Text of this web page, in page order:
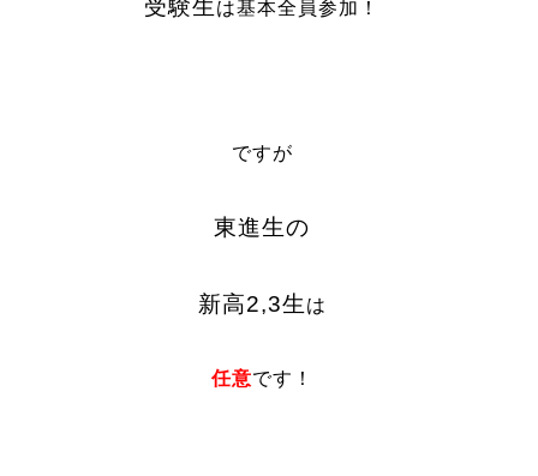
受験生 は基本全員参加！
ですが
東進生の
新高2,3生 は
任意です！